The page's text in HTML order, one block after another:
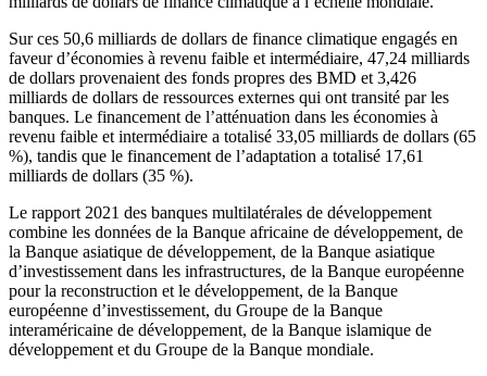
Sur ces 50,6 milliards de dollars de finance climatique engagés en
faveur d’économies à revenu faible et intermédiaire, 47,24 milliards
de dollars provenaient des fonds propres des BMD et 3,426
milliards de dollars de ressources externes qui ont transité par les
banques. Le financement de l’atténuation dans les économies à
revenu faible et intermédiaire a totalisé 33,05 milliards de dollars (65
%), tandis que le financement de l’adaptation a totalisé 17,61
milliards de dollars (35 %).
Le rapport 2021 des banques multilatérales de développement
combine les données de la Banque africaine de développement, de
la Banque asiatique de développement, de la Banque asiatique
d’investissement dans les infrastructures, de la Banque européenne
pour la reconstruction et le développement, de la Banque
européenne d’investissement, du Groupe de la Banque
interaméricaine de développement, de la Banque islamique de
développement et du Groupe de la Banque mondiale.